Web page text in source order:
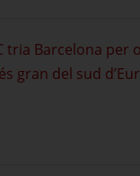
tria Barcelona per
gran del sud